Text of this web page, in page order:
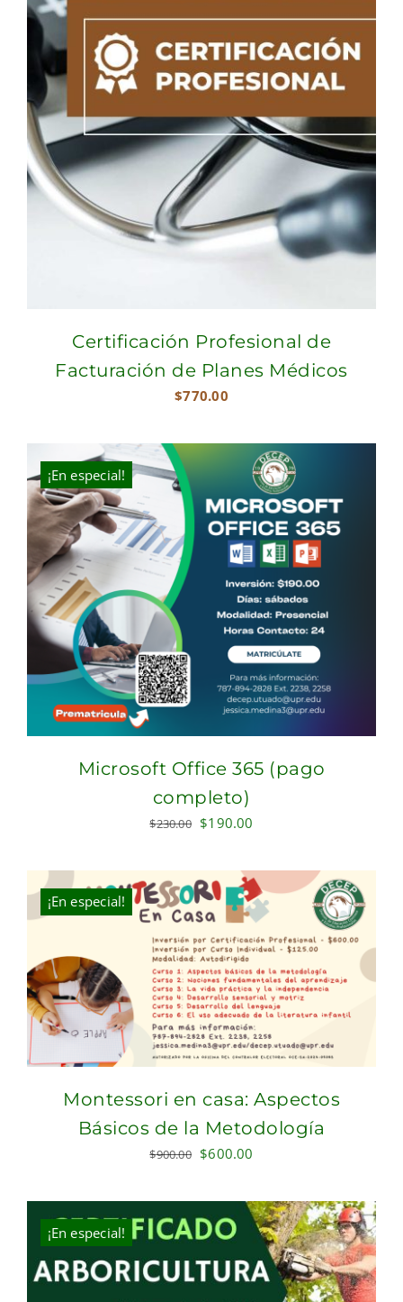
Certificación Profesional de
Facturación de Planes Médicos
$770.00
¡En especial!
Microsoft Office 365 (pago
completo)
$230.00 Original
was:
$230.00.
$190.00
is:
$190.00.
¡En especial!
Montessori en casa: Aspectos
Básicos de la Metodología
$900.00 Original
was:
$900.00.
$600.00
is:
$600.00.
¡En especial!